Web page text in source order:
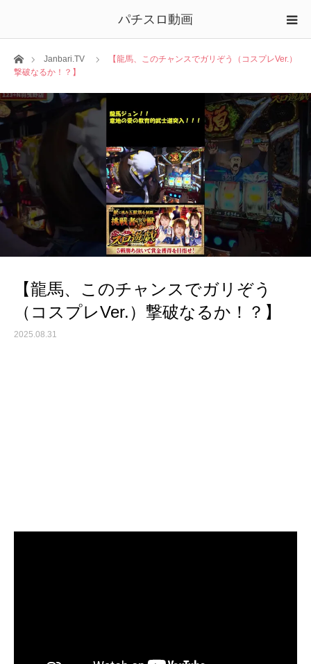
パチスロ動画
ホームJanbari.TV
【龍馬、このチャンスでガリぞう（コスプレVer.）
撃破なるか！？】
【龍馬、このチャンスでガリぞう
（コスプレVer.）撃破なるか！？】
2025.08.31